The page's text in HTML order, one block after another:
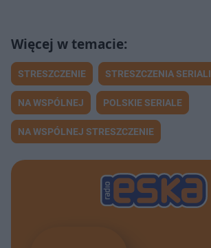
STRESZCZENIE STRESZCZENIA SERIALI
NA WSPÓLNEJ POLSKIE SERIALE
NA WSPÓLNEJ STRESZCZENIE